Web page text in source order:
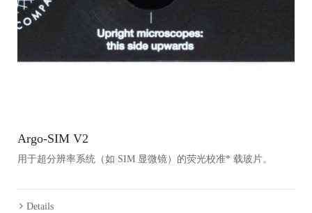
Argo-SIM V2
用于超分辨率系统（如 SIM 显微镜）的荧光校准* 载玻片。
Details